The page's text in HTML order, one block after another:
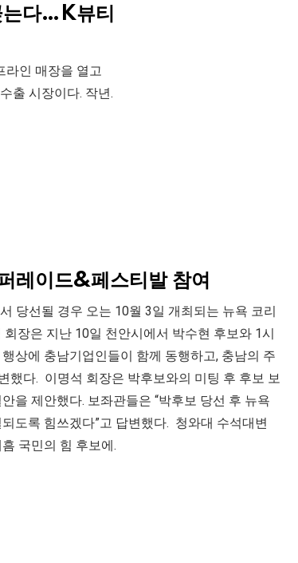
는다…K뷰티
라인 매장을 열고
출 시장이다. 작년.
레이드&페스티발 참여
당선될 경우 오는 10월 3일 개최되는 뉴욕 코리
장은 지난 10일 천안시에서 박수현 후보와 1시
상에 충남기업인들이 함께 동행하고, 충남의 주
했다. 이명석 회장은 박후보와의 미팅 후 후보 보
을 제안했다. 보좌관들은 “박후보 당선 후 뉴욕
도록 힘쓰겠다”고 답변했다. 청와대 수석대변
국민의 힘 후보에.